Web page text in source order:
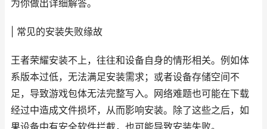
为你做出详细解答。
| 常见的安装失败缘故
王者荣耀安装不上，往往和设备自身的情形相关。例如体
系版本过低，无法满足安装需求；或者设备存储空间不
足，导致游戏包体无法完整写入。网络难题也可能在下载
经过中造成文件损坏，从而影响安装。除了这些之后，如